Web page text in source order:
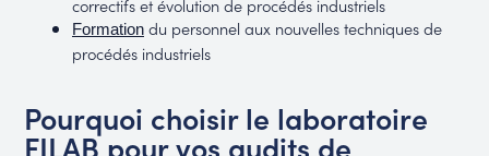
correctifs et évolution de procédés industriels
Formationdu personnel aux nouvelles techniques de
procédés industriels
Pourquoi choisir le laboratoire
FILAB pour vos audits de